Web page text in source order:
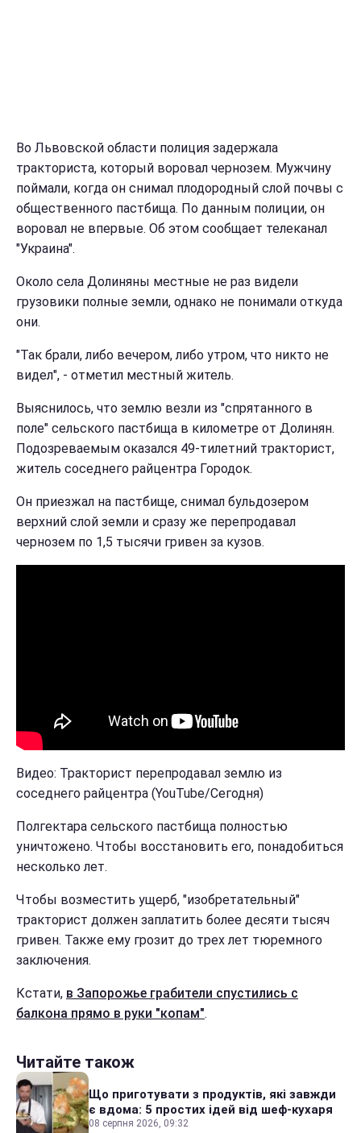
Во Львовской области полиция задержала
тракториста, который воровал чернозем. Мужчину
поймали, когда он снимал плодородный слой почвы с
общественного пастбища. По данным полиции, он
воровал не впервые. Об этом сообщает телеканал
"Украина".
Около села Долиняны местные не раз видели
грузовики полные земли, однако не понимали откуда
они.
"Так брали, либо вечером, либо утром, что никто не
видел", - отметил местный житель.
Выяснилось, что землю везли из "спрятанного в
поле" сельского пастбища в километре от Долинян.
Подозреваемым оказался 49-тилетний тракторист,
житель соседнего райцентра Городок.
Он приезжал на пастбище, снимал бульдозером
верхний слой земли и сразу же перепродавал
чернозем по 1,5 тысячи гривен за кузов.
Видео: Тракторист перепродавал землю из
соседнего райцентра (YouTube/Сегодня)
Полгектара сельского пастбища полностью
уничтожено. Чтобы восстановить его, понадобиться
несколько лет.
Чтобы возместить ущерб, "изобретательный"
тракторист должен заплатить более десяти тысяч
гривен. Также ему грозит до трех лет тюремного
заключения.
Кстати, в Запорожье грабители спустились с
балкона прямо в руки "копам".
Читайте також
Що приготувати з продуктів, які завжди
є вдома: 5 простих ідей від шеф-кухаря
08 серпня 2026, 09:32